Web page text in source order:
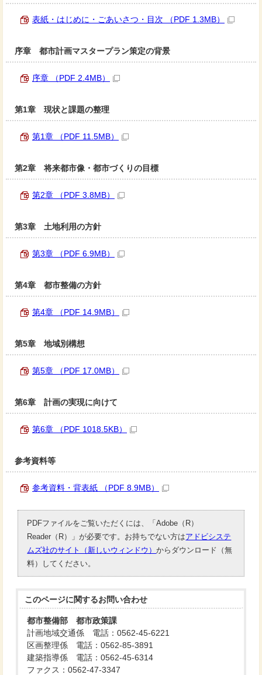
表紙・はじめに・ごあいさつ・目次 （PDF 1.3MB）
序章 都市計画マスタープラン策定の背景
序章 （PDF 2.4MB）
第1章 現状と課題の整理
第1章 （PDF 11.5MB）
第2章 将来都市像・都市づくりの目標
第2章 （PDF 3.8MB）
第3章 土地利用の方針
第3章 （PDF 6.9MB）
第4章 都市整備の方針
第4章 （PDF 14.9MB）
第5章 地域別構想
第5章 （PDF 17.0MB）
第6章 計画の実現に向けて
第6章 （PDF 1018.5KB）
参考資料等
参考資料・背表紙 （PDF 8.9MB）
PDFファイルをご覧いただくには、「Adobe（R）
Reader（R）」が必要です。お持ちでない方はアドビシステ
ムズ社のサイト（新しいウィンドウ）からダウンロード（無
料）してください。
このページに関するお問い合わせ
都市整備部 都市政策課
計画地域交通係 電話：0562-45-6221
区画整理係 電話：0562-85-3891
建築指導係 電話：0562-45-6314
ファクス：0562-47-3347